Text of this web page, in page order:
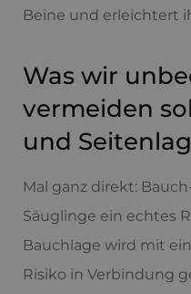
Beine und erleichtert
Was wir
vermeiden
und
Mal ganz direkt:
Säuglinge ein echtes
Bauchlage wird mit
Risiko in Verbindung